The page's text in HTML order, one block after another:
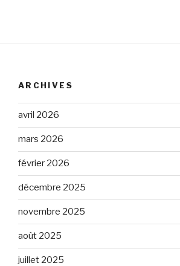
ARCHIVES
avril 2026
mars 2026
février 2026
décembre 2025
novembre 2025
août 2025
juillet 2025